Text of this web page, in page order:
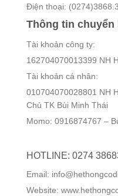
Điện thoại:
Thông tin chuyển
Tài khoản công ty:
162704070013399 NH
Tài khoản cá nhân:
010704070028801 NH
Chủ TK Bùi Minh Thái
Momo: 0916874767 –
HOTLINE: 0274
Email:
Website: